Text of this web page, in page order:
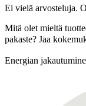
Ei vielä arvosteluja.
Mitä olet mieltä
pakaste? Jaa
Energian